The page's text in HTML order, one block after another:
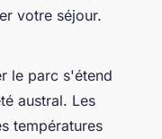
votre séjour.
le parc s'étend
austral. Les
températures